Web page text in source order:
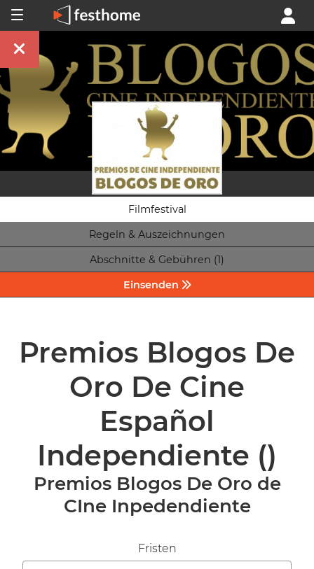
Filmfestival
Regeln & Auszeichnungen
Abschnitte & Gebühren (1)
Einsenden
Premios Blogos De
Oro De Cine
Español
Independiente ()
Premios Blogos De Oro de
CIne Inpedendiente
Fristen